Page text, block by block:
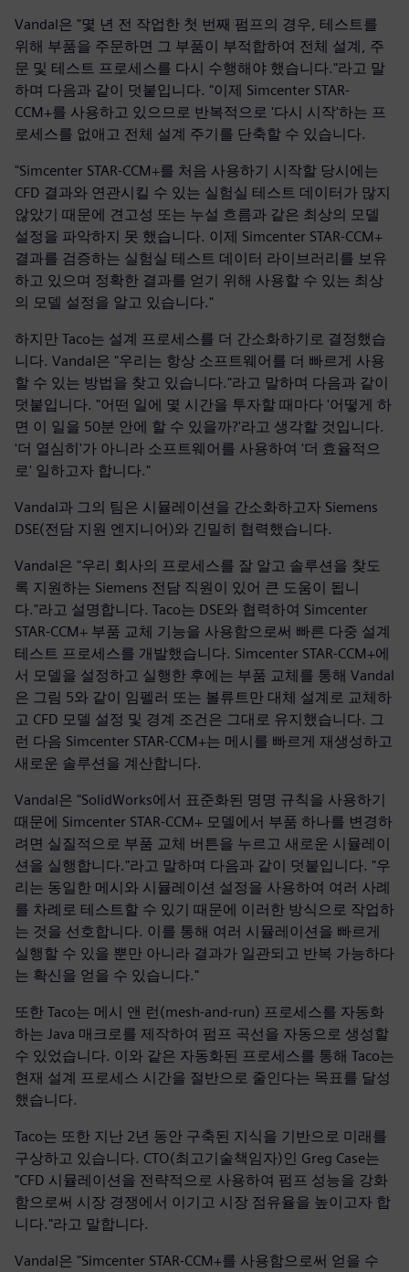
Vandal은 "몇 년 전 작업한 첫 번째 펌프의 경우, 테스트를
위해 부품을 주문하면 그 부품이 부적합하여 전체 설계, 주
문 및 테스트 프로세스를 다시 수행해야 했습니다."라고 말
하며 다음과 같이 덧붙입니다. "이제 Simcenter STAR-
CCM+를 사용하고 있으므로 반복적으로 '다시 시작'하는 프
로세스를 없애고 전체 설계 주기를 단축할 수 있습니다.
"Simcenter STAR-CCM+를 처음 사용하기 시작할 당시에는
CFD 결과와 연관시킬 수 있는 실험실 테스트 데이터가 많지
않았기 때문에 견고성 또는 누설 흐름과 같은 최상의 모델
설정을 파악하지 못 했습니다. 이제 Simcenter STAR-CCM+
결과를 검증하는 실험실 테스트 데이터 라이브러리를 보유
하고 있으며 정확한 결과를 얻기 위해 사용할 수 있는 최상
의 모델 설정을 알고 있습니다."
하지만 Taco는 설계 프로세스를 더 간소화하기로 결정했습
니다. Vandal은 "우리는 항상 소프트웨어를 더 빠르게 사용
할 수 있는 방법을 찾고 있습니다."라고 말하며 다음과 같이
덧붙입니다. "어떤 일에 몇 시간을 투자할 때마다 '어떻게 하
면 이 일을 50분 안에 할 수 있을까?'라고 생각할 것입니다.
'더 열심히'가 아니라 소프트웨어를 사용하여 '더 효율적으
로' 일하고자 합니다."
Vandal과 그의 팀은 시뮬레이션을 간소화하고자 Siemens
DSE(전담 지원 엔지니어)와 긴밀히 협력했습니다.
Vandal은 "우리 회사의 프로세스를 잘 알고 솔루션을 찾도
록 지원하는 Siemens 전담 직원이 있어 큰 도움이 됩니
다."라고 설명합니다. Taco는 DSE와 협력하여 Simcenter
STAR-CCM+ 부품 교체 기능을 사용함으로써 빠른 다중 설계
테스트 프로세스를 개발했습니다. Simcenter STAR-CCM+에
서 모델을 설정하고 실행한 후에는 부품 교체를 통해 Vandal
은 그림 5와 같이 임펠러 또는 볼류트만 대체 설계로 교체하
고 CFD 모델 설정 및 경계 조건은 그대로 유지했습니다. 그
런 다음 Simcenter STAR-CCM+는 메시를 빠르게 재생성하고
새로운 솔루션을 계산합니다.
Vandal은 "SolidWorks에서 표준화된 명명 규칙을 사용하기
때문에 Simcenter STAR-CCM+ 모델에서 부품 하나를 변경하
려면 실질적으로 부품 교체 버튼을 누르고 새로운 시뮬레이
션을 실행합니다."라고 말하며 다음과 같이 덧붙입니다. "우
리는 동일한 메시와 시뮬레이션 설정을 사용하여 여러 사례
를 차례로 테스트할 수 있기 때문에 이러한 방식으로 작업하
는 것을 선호합니다. 이를 통해 여러 시뮬레이션을 빠르게
실행할 수 있을 뿐만 아니라 결과가 일관되고 반복 가능하다
는 확신을 얻을 수 있습니다."
또한 Taco는 메시 앤 런(mesh-and-run) 프로세스를 자동화
하는 Java 매크로를 제작하여 펌프 곡선을 자동으로 생성할
수 있었습니다. 이와 같은 자동화된 프로세스를 통해 Taco는
현재 설계 프로세스 시간을 절반으로 줄인다는 목표를 달성
했습니다.
Taco는 또한 지난 2년 동안 구축된 지식을 기반으로 미래를
구상하고 있습니다. CTO(최고기술책임자)인 Greg Case는
"CFD 시뮬레이션을 전략적으로 사용하여 펌프 성능을 강화
함으로써 시장 경쟁에서 이기고 시장 점유율을 높이고자 합
니다."라고 말합니다.
Vandal은 "Simcenter STAR-CCM+를 사용함으로써 얻을 수